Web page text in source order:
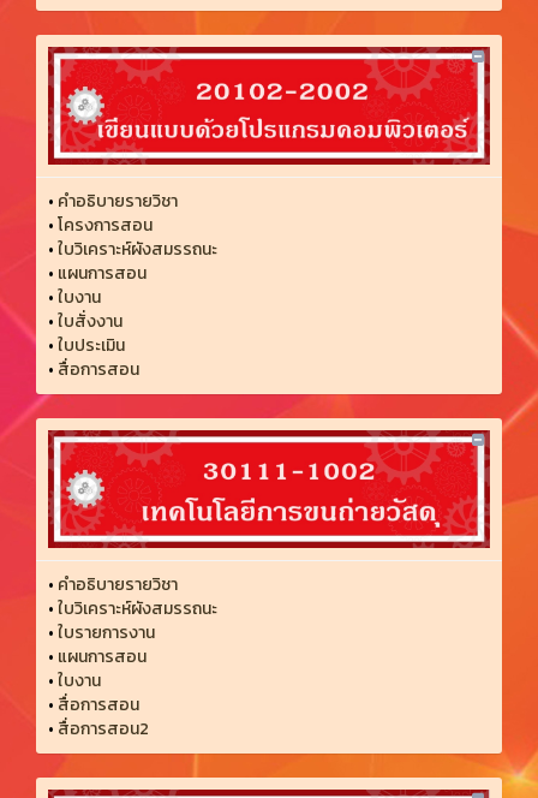
• คำอธิบายรายวิชา
•โครงการสอน
•ใบวิเคราะห์ผังสมรรถนะ
• แผนการสอน
•ใบงาน
•ใบสั่งงาน
•ใบประเมิน
• สื่อการสอน
• คำอธิบายรายวิชา
•ใบวิเคราะห์ผังสมรรถนะ
•ใบรายการงาน
• แผนการสอน
•ใบงาน
• สื่อการสอน
• สื่อการสอน2